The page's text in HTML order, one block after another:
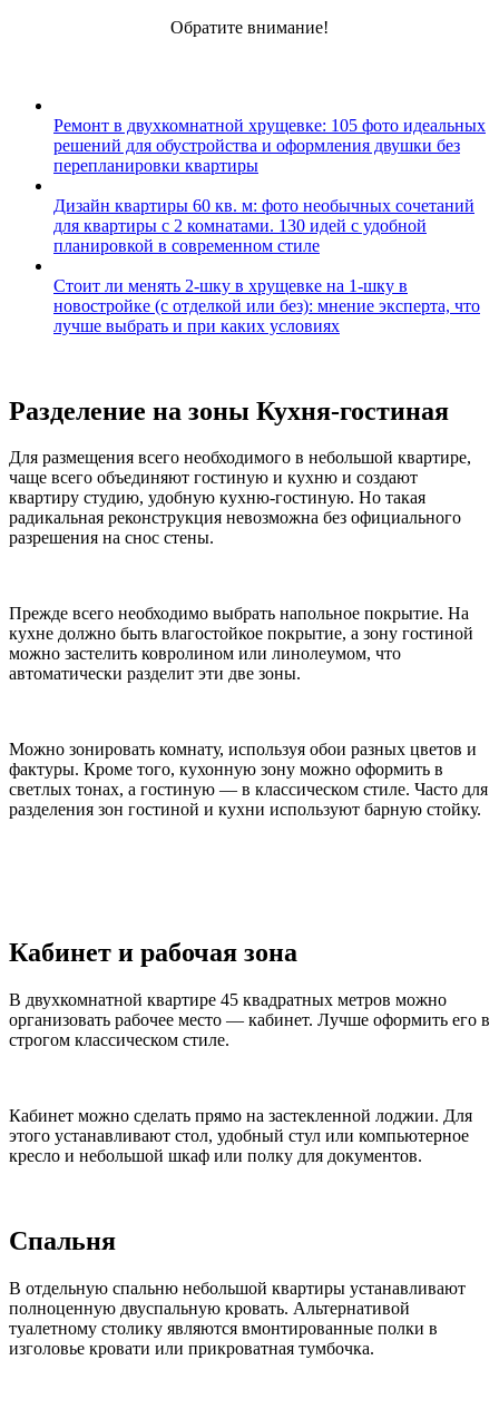
Обратите внимание!
Ремонт в двухкомнатной хрущевке: 105 фото идеальных
решений для обустройства и оформления двушки без
перепланировки квартиры
Дизайн квартиры 60 кв. м: фото необычных сочетаний
для квартиры с 2 комнатами. 130 идей с удобной
планировкой в современном стиле
Стоит ли менять 2-шку в хрущевке на 1-шку в
новостройке (с отделкой или без): мнение эксперта, что
лучше выбрать и при каких условиях
Разделение на зоны Кухня-гостиная
Для размещения всего необходимого в небольшой квартире,
чаще всего объединяют гостиную и кухню и создают
квартиру студию, удобную кухню-гостиную. Но такая
радикальная реконструкция невозможна без официального
разрешения на снос стены.
Прежде всего необходимо выбрать напольное покрытие. На
кухне должно быть влагостойкое покрытие, а зону гостиной
можно застелить ковролином или линолеумом, что
автоматически разделит эти две зоны.
Можно зонировать комнату, используя обои разных цветов и
фактуры. Кроме того, кухонную зону можно оформить в
светлых тонах, а гостиную — в классическом стиле. Часто для
разделения зон гостиной и кухни используют барную стойку.
Кабинет и рабочая зона
В двухкомнатной квартире 45 квадратных метров можно
организовать рабочее место — кабинет. Лучше оформить его в
строгом классическом стиле.
Кабинет можно сделать прямо на застекленной лоджии. Для
этого устанавливают стол, удобный стул или компьютерное
кресло и небольшой шкаф или полку для документов.
Спальня
В отдельную спальню небольшой квартиры устанавливают
полноценную двуспальную кровать. Альтернативой
туалетному столику являются вмонтированные полки в
изголовье кровати или прикроватная тумбочка.